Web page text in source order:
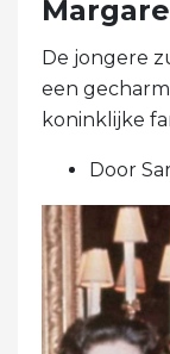
De jongere
een
koninklijke
Door